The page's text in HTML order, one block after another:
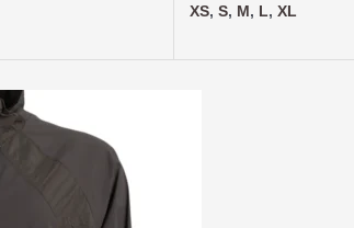
XS, S, M, L, XL